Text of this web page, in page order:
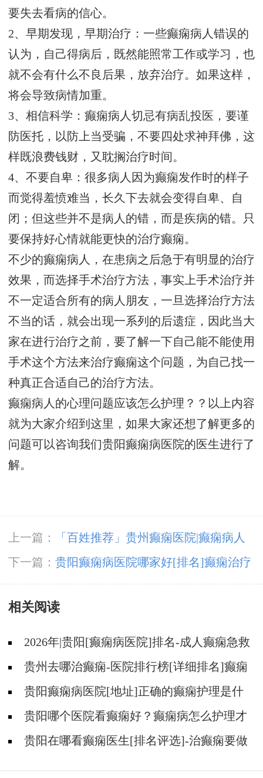
要失去看病的信心。
2、早期发现，早期治疗：一些癫痫病人错误的
认为，自己得病后，既然能照常工作或学习，也
就不会有什么不良后果，放弃治疗。如果这样，
将会导致病情加重。
3、相信科学：癫痫病人切忌有病乱投医，要谨
防医托，以防上当受骗，不要四处求神拜佛，这
样既浪费钱财，又耽搁治疗时间。
4、不要自卑：很多病人因为癫痫发作时的样子
而觉得羞愤难当，长久下去就会变得自卑、自
闭；但这些并不是病人的错，而是疾病的错。只
要保持好心情就能更快的治疗癫痫。
不少的癫痫病人，在患病之后急于有明显的治疗
效果，而选择手术治疗方法，事实上手术治疗并
不一定适合所有的病人朋友，一旦选择治疗方法
不当的话，就会出现一系列的后遗症，因此当大
家在进行治疗之前，要了解一下自己能不能使用
手术这个方法来治疗癫痫这个问题，为自己找一
种真正合适自己的治疗方法。
癫痫病人的心理问题应该怎么护理？？以上内容
就为大家介绍到这里，如果大家还想了解更多的
问题可以咨询我们贵阳癫痫病医院的医生进行了
解。
上一篇：
「百姓推荐」贵州癫痫医院|癫痫病人
为什么要进行心理疏导？
下一篇： 贵阳癫痫病医院哪家好[排名]癫痫治疗
需要用到哪些方式？
相关阅读
2026年|贵阳[癫痫病医院]排名-成人癫痫急救
措施护理
贵州去哪治癫痫-医院排行榜[详细排名]癫痫
病人可以吃什么食物?
贵阳癫痫病医院[地址]正确的癫痫护理是什
么?贵阳哪个医院看癫痫好？癫痫病怎么护理才
能更好地控制?
贵阳在哪看癫痫医生[排名评选]-治癫痫要做